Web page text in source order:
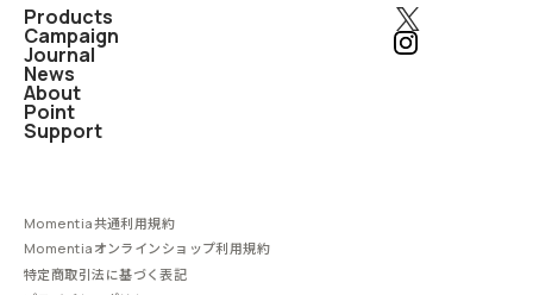
Products
Campaign
Journal
News
About
Point
Support
Momentia共通利用規約
Momentiaオンラインショップ利用規約
特定商取引法に基づく表記